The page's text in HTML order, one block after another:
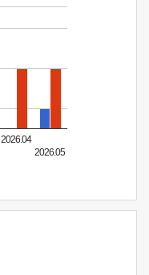
2026.04
2026.05